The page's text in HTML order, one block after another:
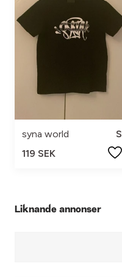
syna world
S
119 SEK
Liknande annonser